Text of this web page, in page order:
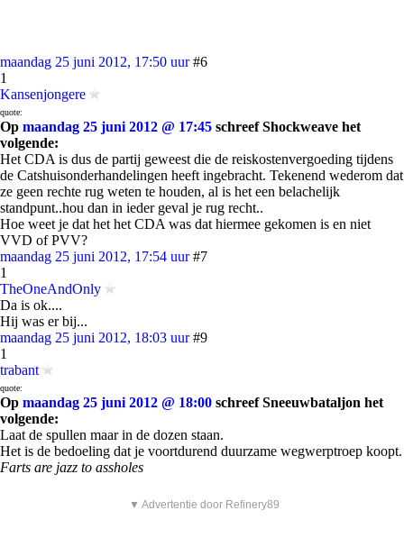
maandag 25 juni 2012, 17:50 uur #6
1
Kansenjongere
quote:
Op maandag 25 juni 2012 @ 17:45 schreef Shockweave het
volgende:
Het CDA is dus de partij geweest die de reiskostenvergoeding tijdens
de Catshuisonderhandelingen heeft ingebracht. Tekenend wederom dat
ze geen rechte rug weten te houden, al is het een belachelijk
standpunt..hou dan in ieder geval je rug recht..
Hoe weet je dat het het CDA was dat hiermee gekomen is en niet
VVD of PVV?
maandag 25 juni 2012, 17:54 uur #7
1
TheOneAndOnly
Da is ok....
Hij was er bij...
maandag 25 juni 2012, 18:03 uur #9
1
trabant
quote:
Op maandag 25 juni 2012 @ 18:00 schreef Sneeuwbataljon het
volgende:
Laat de spullen maar in de dozen staan.
Het is de bedoeling dat je voortdurend duurzame wegwerptroep koopt.
Farts are jazz to assholes
▼ Advertentie door Refinery89